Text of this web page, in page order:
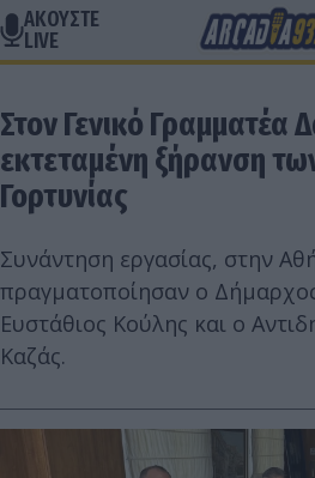
ΑΚΟΥΣΤΕ
LIVE
Στον Γενικό Γραμματέα
εκτεταμένη ξήρανση
Γορτυνίας
Συνάντηση εργασίας, στην
πραγματοποίησαν ο
Ευστάθιος Κούλης και ο
Καζάς.